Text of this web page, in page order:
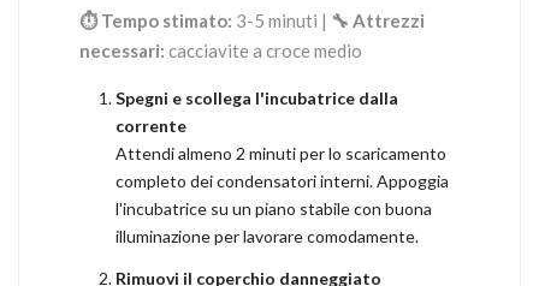
⏱ Tempo stimato: 3-5 minuti | 🔧 Attrezzi
necessari: cacciavite a croce medio
Spegni e scollega l'incubatrice dalla
corrente
Attendi almeno 2 minuti per lo scaricamento
completo dei condensatori interni. Appoggia
l'incubatrice su un piano stabile con buona
illuminazione per lavorare comodamente.
Rimuovi il coperchio danneggiato